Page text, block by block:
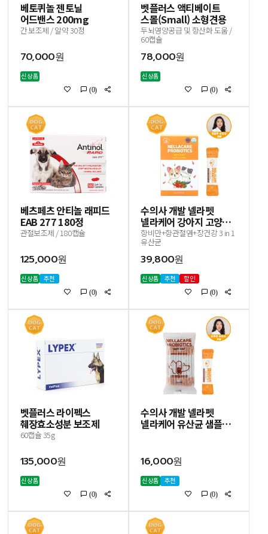
베토퀴놀 젠토닐
어드밴스 200mg
간 보조제 / 알약 30정
70,000원
신상품
(0)
벳플러스 액티베이트
스몰(Small) 소형견용
두뇌영양공급 및 항산화 도움 /
60캡슐
78,000원
신상품
(0)
베츠페츠 안티놀 래피드
EAB 277 180정
관절보조제 / 180캡슐
125,000원
신상품 추천
(0)
수의사 개발 넬라펫
넬라케어 강아지 고양이
항비만 유산균 영양제
30포
항비만+항관절염+장건강 3 in 1
유산균
39,800원
신상품 추천 할인
(0)
벳플러스 라이펙스
췌장효소성분 보조제
60캡슐 35g
135,000원
신상품
(0)
수의사 개발 넬라펫
넬라케어 유산균 샘플
16,000원
신상품 추천
(0)